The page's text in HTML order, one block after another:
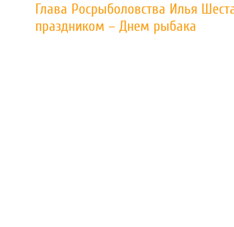
Глава Росрыболовства Илья
праздником – Днем рыбака